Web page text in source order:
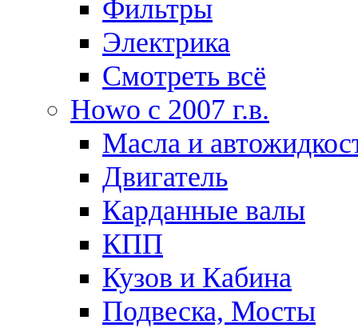
Фильтры
Электрика
Смотреть всё
Howo c 2007 г.в.
Масла и
Двигатель
Карданные валы
КПП
Кузов и Кабина
Подвеска, Мосты